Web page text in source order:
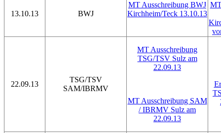
13.10.13 BWJ
MT Ausschreibung BWJ
Kirchheim/Teck 13.10.13
22.09.13
TSG/TSV
SAM/IBRMV
MT Ausschreibung
TSG/TSV Sulz am
22.09.13
MT Ausschreibung SAM
/ IBRMV Sulz am
22.09.13